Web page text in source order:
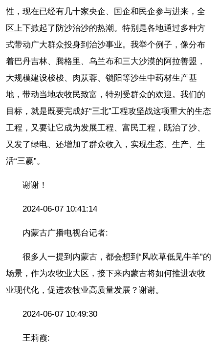
性，现在已经有几十家央企、国企和民企参与进来，全
区上下掀起了防沙治沙的热潮。特别是各地通过多种方
式带动广大群众投身到治沙事业。我举个例子，像分布
着巴丹吉林、腾格里、乌兰布和三大沙漠的阿拉善盟，
大规模建设梭梭、肉苁蓉、锁阳等沙生中药材生产基
地，带动当地农牧民致富，特别受群众的欢迎。我们的
目标，就是既要完成好“三北”工程攻坚战这项重大的生态
工程，又要让它成为发展工程、富民工程，既治了沙、
又发了绿电、还增加了群众收入，实现生态、生产、生
活“三赢”。
谢谢！
2024-06-07 10:41:14
内蒙古广播电视台记者:
很多人一提到内蒙古，都会想到“风吹草低见牛羊”的
场景，作为农牧业大区，接下来内蒙古将如何推进农牧
业现代化，促进农牧业高质量发展？谢谢。
2024-06-07 10:49:30
王莉霞: